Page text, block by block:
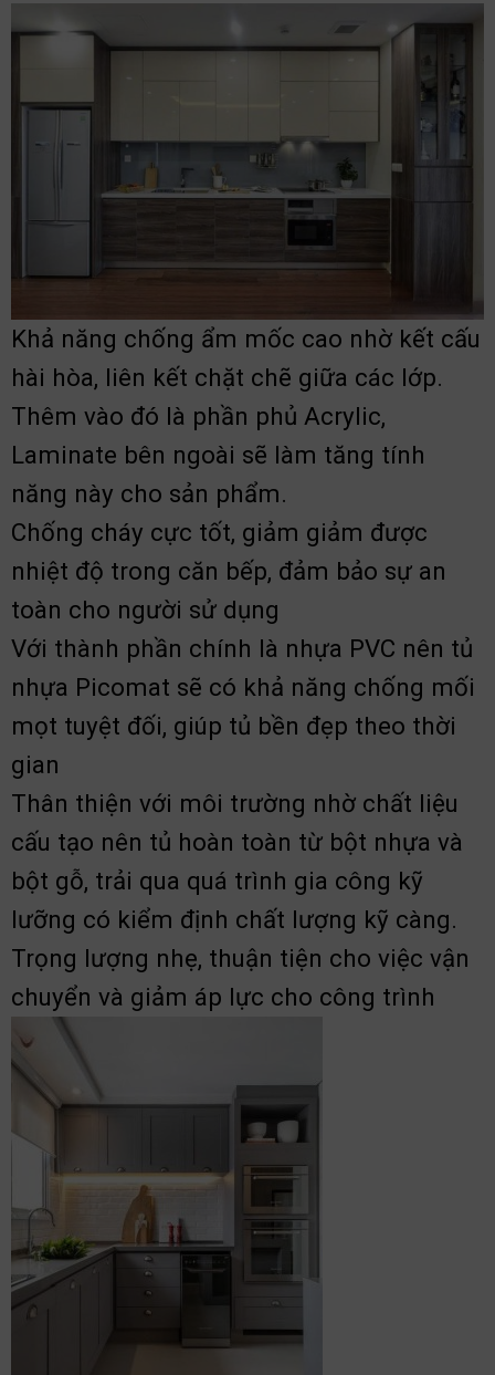
Khả năng chống ẩm mốc cao nhờ kết cấu
hài hòa, liên kết chặt chẽ giữa các lớp.
Thêm vào đó là phần phủ Acrylic,
Laminate bên ngoài sẽ làm tăng tính
năng này cho sản phẩm.
Chống cháy cực tốt, giảm giảm được
nhiệt độ trong căn bếp, đảm bảo sự an
toàn cho người sử dụng
Với thành phần chính là nhựa PVC nên tủ
nhựa Picomat sẽ có khả năng chống mối
mọt tuyệt đối, giúp tủ bền đẹp theo thời
gian
Thân thiện với môi trường nhờ chất liệu
cấu tạo nên tủ hoàn toàn từ bột nhựa và
bột gỗ, trải qua quá trình gia công kỹ
lưỡng có kiểm định chất lượng kỹ càng.
Trọng lượng nhẹ, thuận tiện cho việc vận
chuyển và giảm áp lực cho công trình